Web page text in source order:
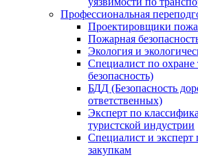
Профессиональная
Проектировщики
Пожарная
Экология и
Специалист по охране
безопасность)
БДД (Безопасность
ответственных)
Эксперт по
туристской индустрии
Специалист и эксперт
закупкам